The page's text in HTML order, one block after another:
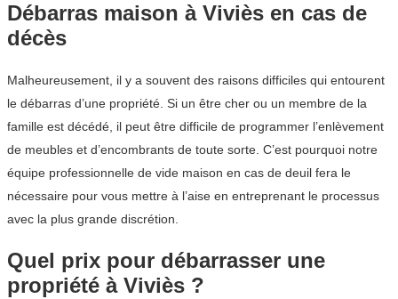
Débarras maison à Viviès en cas de
décès
Malheureusement, il y a souvent des raisons difficiles qui entourent
le débarras d’une propriété. Si un être cher ou un membre de la
famille est décédé, il peut être difficile de programmer l’enlèvement
de meubles et d’encombrants de toute sorte. C’est pourquoi notre
équipe professionnelle de vide maison en cas de deuil fera le
nécessaire pour vous mettre à l’aise en entreprenant le processus
avec la plus grande discrétion.
Quel prix pour débarrasser une
propriété à Viviès ?